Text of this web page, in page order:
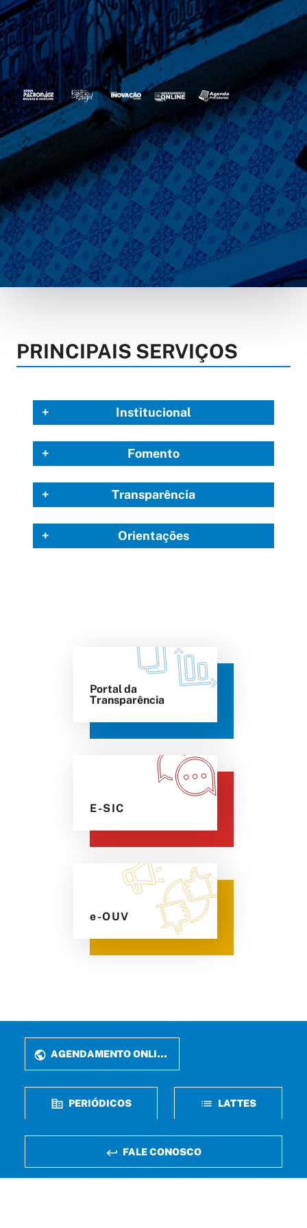
PRINCIPAIS SERVIÇOS
Institucional
Fomento
Transparência
Orientações
Portal da
Transparência
E-SIC
e-OUV
AGENDAMENTO ONLINE
PERIÓDICOS LATTES
FALE CONOSCO